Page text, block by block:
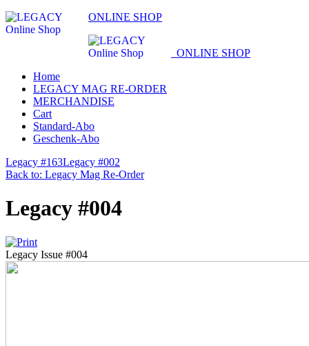
ONLINE SHOP
ONLINE SHOP
Home
LEGACY MAG RE-ORDER
MERCHANDISE
Cart
Standard-Abo
Geschenk-Abo
Legacy #163Legacy #002
Back to: Legacy Mag Re-Order
Legacy #004
Legacy Issue #004